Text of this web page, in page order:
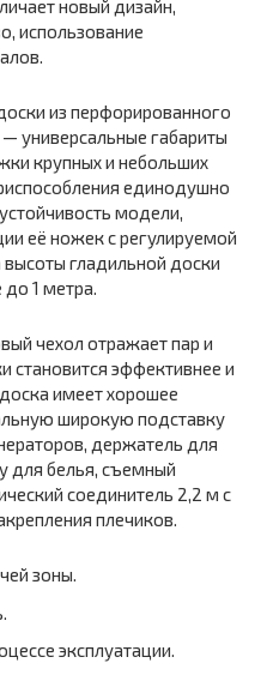
новый дизайн,
использование
из перфорированного
универсальные габариты
крупных и небольших
единодушно
модели,
её ножек с регулируемой
гладильной доски
до 1 метра.
чехол отражает пар и
становится эффективнее и
имеет хорошее
широкую подставку
держатель для
для белья, съемный
соединитель 2,2 м с
плечиков.
зоны.
эксплуатации.